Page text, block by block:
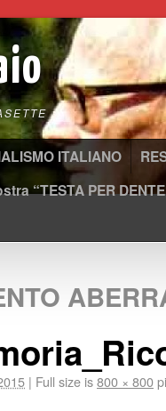
ITALIANO
“TESTA PER
| Full size is800 × 800